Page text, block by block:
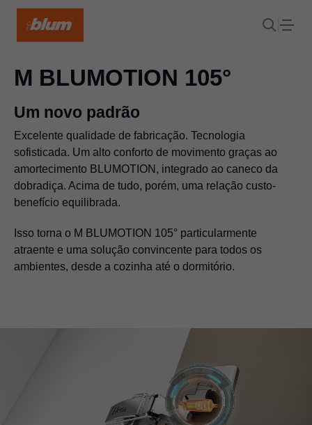
M BLUMOTION 105°
Um novo padrão
Excelente qualidade de fabricação. Tecnologia
sofisticada. Um alto conforto de movimento graças ao
amortecimento BLUMOTION, integrado ao caneco da
dobradiça. Acima de tudo, porém, uma relação custo-
benefício equilibrada.
Isso torna o M BLUMOTION 105° particularmente
atraente e uma solução convincente para todos os
ambientes, desde a cozinha até o dormitório.